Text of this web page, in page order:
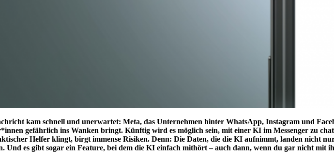
kam schnell und unerwartet: Meta, das Unternehmen hinter WhatsApp, Instagram und
gefährlich ins Wanken bringt. Künftig wird es möglich sein, mit einer KI im Messenger zu
Helfer klingt, birgt immense Risiken. Denn: Die Daten, die die KI aufnimmt, landen nicht
Und es gibt sogar ein Feature, bei dem die KI einfach mithört – auch dann, wenn du gar nicht mit